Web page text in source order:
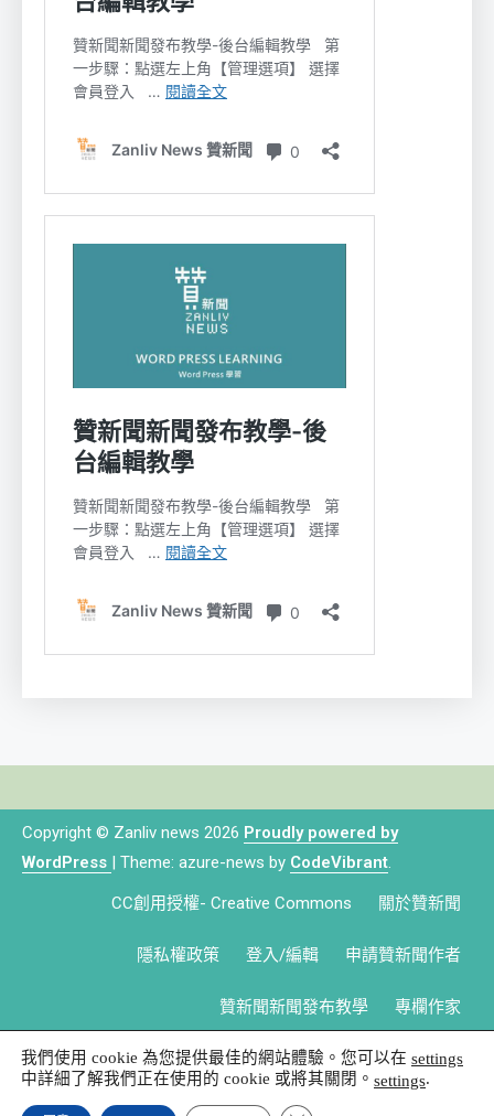
Copyright © Zanliv news 2026 Proudly powered by
WordPress | Theme: azure-news by CodeVibrant.
CC創用授權- Creative Commons 關於贊新聞
隱私權政策 登入/編輯 申請贊新聞作者
贊新聞新聞發布教學 專欄作家
我們使用 cookie 為您提供最佳的網站體驗。您可以在 settings
中詳細了解我們正在使用的 cookie 或將其關閉。 settings.